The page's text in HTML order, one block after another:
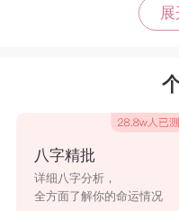
璟敏
岭璟
八字精批
详细八字分析，
全方面了解你的命运情况